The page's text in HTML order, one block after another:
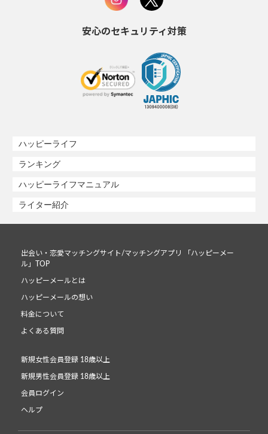
安心のセキュリティ対策
ハッピーライフ
ランキング
ハッピーライフマニュアル
ライター紹介
出会い・恋愛マッチングサイト/マッチングアプリ 「ハッピーメー
ル」TOP
ハッピーメールとは
ハッピーメールの想い
料金について
よくある質問
新規女性会員登録 18歳以上
新規男性会員登録 18歳以上
会員ログイン
ヘルプ